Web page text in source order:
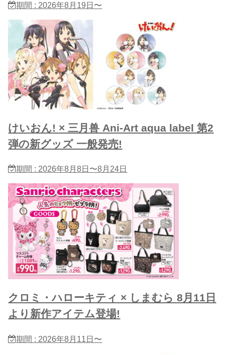
期間 : 2026年8月19日〜
けいおん! × 三月兽 Ani-Art aqua label 第2
弾の新グッズ 一般発売!
期間 : 2026年8月8日〜8月24日
クロミ・ハローキティ × しまむら 8月11日
より新作アイテム登場!
期間 : 2026年8月11日〜